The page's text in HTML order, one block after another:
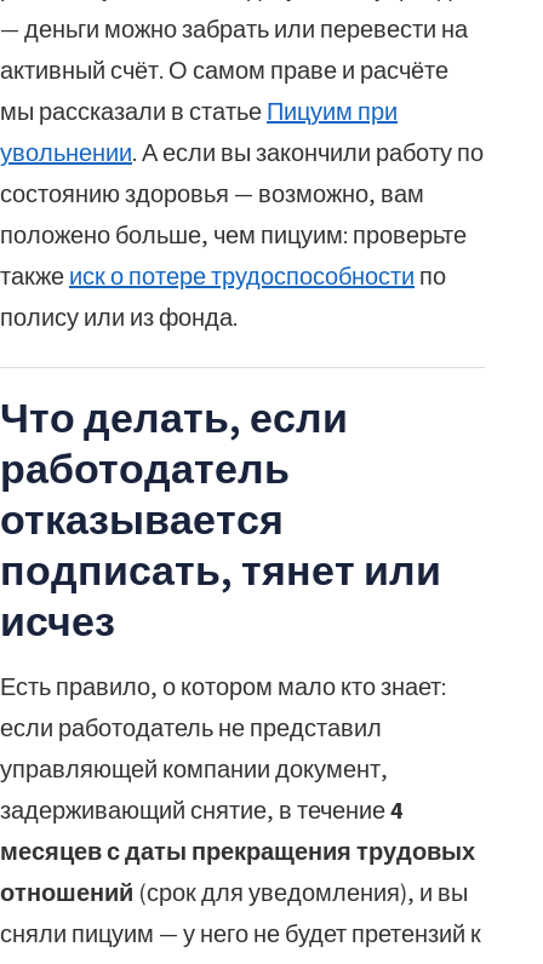
— деньги можно забрать или перевести на
активный счёт. О самом праве и расчёте
мы рассказали в статьеПицуим при
увольнении. А если вы закончили работу по
состоянию здоровья — возможно, вам
положено больше, чем пицуим: проверьте
такжеиск о потере трудоспособности по
полису или из фонда.
Что делать, если
работодатель
отказывается
подписать, тянет или
исчез
Есть правило, о котором мало кто знает:
если работодатель не представил
управляющей компании документ,
задерживающий снятие, в течение4
месяцев с даты прекращения трудовых
отношений (срок для уведомления), и вы
сняли пицуим — у него не будет претензий к